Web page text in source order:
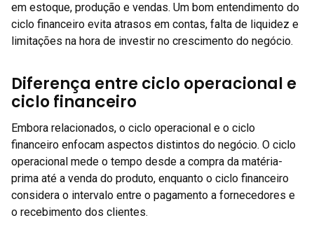
em estoque, produção e vendas. Um bom entendimento do
ciclo financeiro evita atrasos em contas, falta de liquidez e
limitações na hora de investir no crescimento do negócio.
Diferença entre ciclo operacional e
ciclo financeiro
Embora relacionados, o ciclo operacional e o ciclo
financeiro enfocam aspectos distintos do negócio. O ciclo
operacional mede o tempo desde a compra da matéria-
prima até a venda do produto, enquanto o ciclo financeiro
considera o intervalo entre o pagamento a fornecedores e
o recebimento dos clientes.